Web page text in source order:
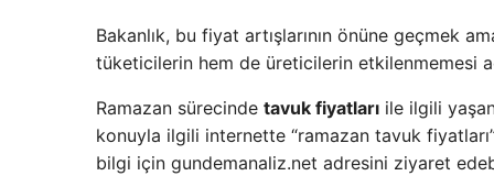
Bakanlık, bu fiyat artışlarının önüne geçmek
tüketicilerin hem de üreticilerin etkilenmemesi
Ramazan sürecinde tavuk fiyatları ile ilgili
konuyla ilgili internette “ramazan tavuk
bilgi için gundemanaliz.net adresini ziyaret